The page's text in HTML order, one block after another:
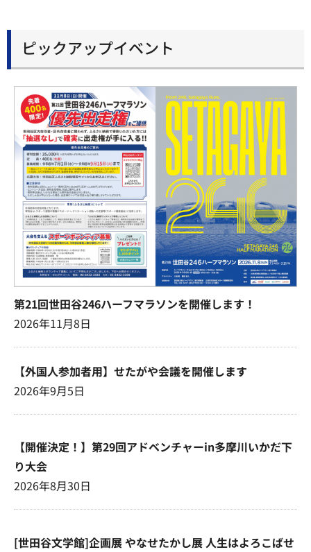
ピックアップイベント
第21回世田谷246ハーフマラソンを開催します！
2026年11月8日
【外国人参加者用】せたがや会議を開催します
2026年9月5日
【開催決定！】第29回アドベンチャーin多摩川いかだ下
り大会
2026年8月30日
[世田谷文学館]企画展 やなせたかし展 人生はよろこばせ